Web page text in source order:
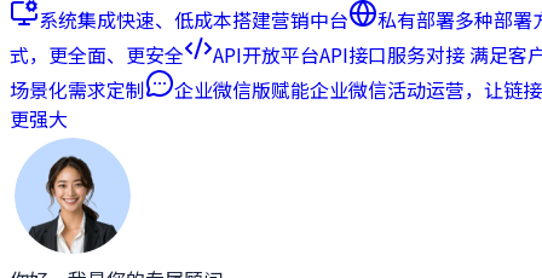
系统集成快速、低成本搭建营销中台 私有部署多种部署
式，更全面、更安全
API开放平台API接口服务对接 满足客
场景化需求定制
企业微信版赋能企业微信活动运营，让链接
更强大